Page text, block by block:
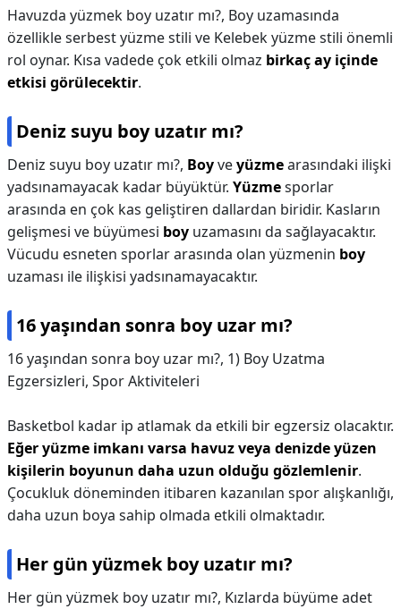
Havuzda yüzmek boy uzatır mı?, Boy uzamasında
özellikle serbest yüzme stili ve Kelebek yüzme stili önemli
rol oynar. Kısa vadede çok etkili olmaz birkaç ay içinde
etkisi görülecektir.
Deniz suyu boy uzatır mı?
Deniz suyu boy uzatır mı?, Boyveyüzmearasındaki ilişki
yadsınamayacak kadar büyüktür. Yüzmesporlar
arasında en çok kas geliştiren dallardan biridir. Kasların
gelişmesi ve büyümesi boy uzamasını da sağlayacaktır.
Vücudu esneten sporlar arasında olan yüzmenin boy
uzaması ile ilişkisi yadsınamayacaktır.
16 yaşından sonra boy uzar mı?
16 yaşından sonra boy uzar mı?, 1) Boy Uzatma
Egzersizleri, Spor Aktiviteleri
Basketbol kadar ip atlamak da etkili bir egzersiz olacaktır.
Eğer yüzme imkanı varsa havuz veya denizde yüzen
kişilerin boyunun daha uzun olduğu gözlemlenir.
Çocukluk döneminden itibaren kazanılan spor alışkanlığı,
daha uzun boya sahip olmada etkili olmaktadır.
Her gün yüzmek boy uzatır mı?
Her gün yüzmek boy uzatır mı?, Kızlarda büyüme adet